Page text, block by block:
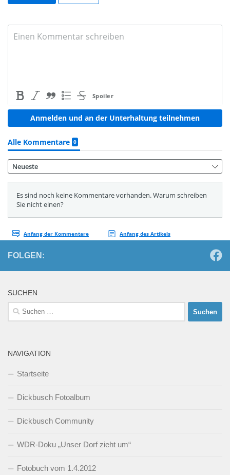
FOLGEN:
SUCHEN
Suchen
nach:
NAVIGATION
Startseite
Dickbusch Fotoalbum
Dickbusch Community
WDR-Doku „Unser Dorf zieht um“
Fotobuch vom 1.4.2012